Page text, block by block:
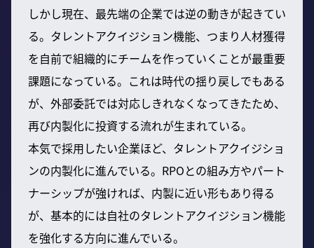
しかし現在、最先端の企業では逆の動きが起きてい
る。タレントアクイジション機能、つまり人材獲得
を自前で組織的にチームを作っていくことが最重要
課題になっている。これは時代の揺り戻しでもある
が、外部委託では対応しきれなくなってきたため、
再び内製化に投資する流れが生まれている。
本気で採用したい企業ほど、タレントアクイジショ
ンの内製化に進んでいる。RPOとの組み方やパート
ナーシップが強ければ、内製に近い形もあり得る
が、基本的には自社のタレントアクイジション機能
を強化する方向に進んでいる。